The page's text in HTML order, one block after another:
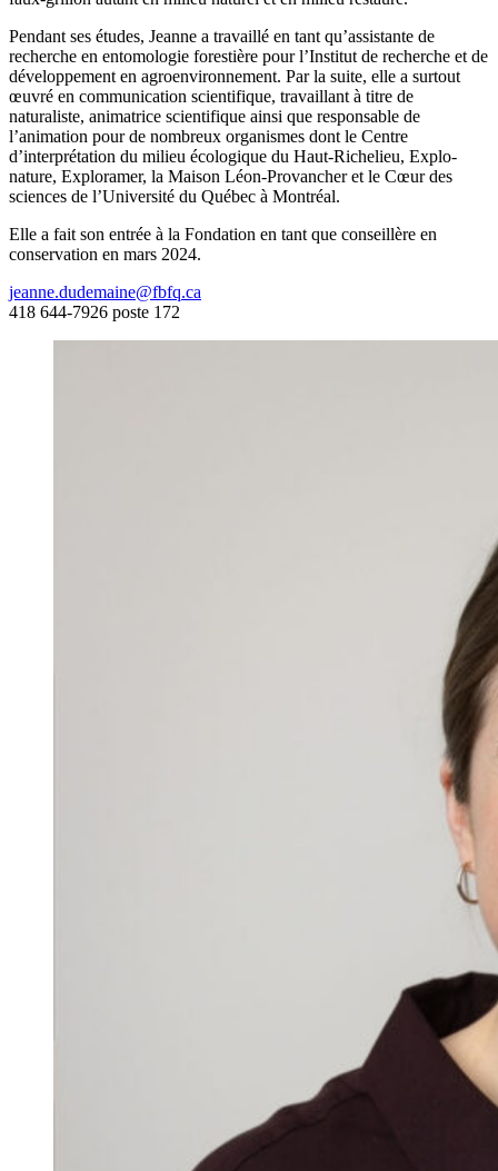
Pendant ses études, Jeanne a travaillé en tant qu’assistante de
recherche en entomologie forestière pour l’Institut de recherche et de
développement en agroenvironnement. Par la suite, elle a surtout
œuvré en communication scientifique, travaillant à titre de
naturaliste, animatrice scientifique ainsi que responsable de
l’animation pour de nombreux organismes dont le Centre
d’interprétation du milieu écologique du Haut-Richelieu, Explo-
nature, Exploramer, la Maison Léon-Provancher et le Cœur des
sciences de l’Université du Québec à Montréal.
Elle a fait son entrée à la Fondation en tant que conseillère en
conservation en mars 2024.
jeanne.dudemaine@fbfq.ca
418 644-7926 poste 172